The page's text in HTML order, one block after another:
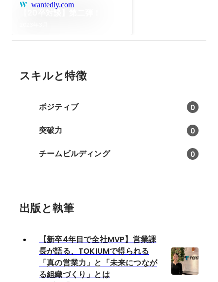
wantedly.com
スキルと特徴
ポジティブ 0
突破力 0
チームビルディング 0
出版と執筆
【新卒4年目で全社MVP】営業課
長が語る、TOKIUMで得られる
「真の営業力」と「未来につなが
る組織づくり」とは